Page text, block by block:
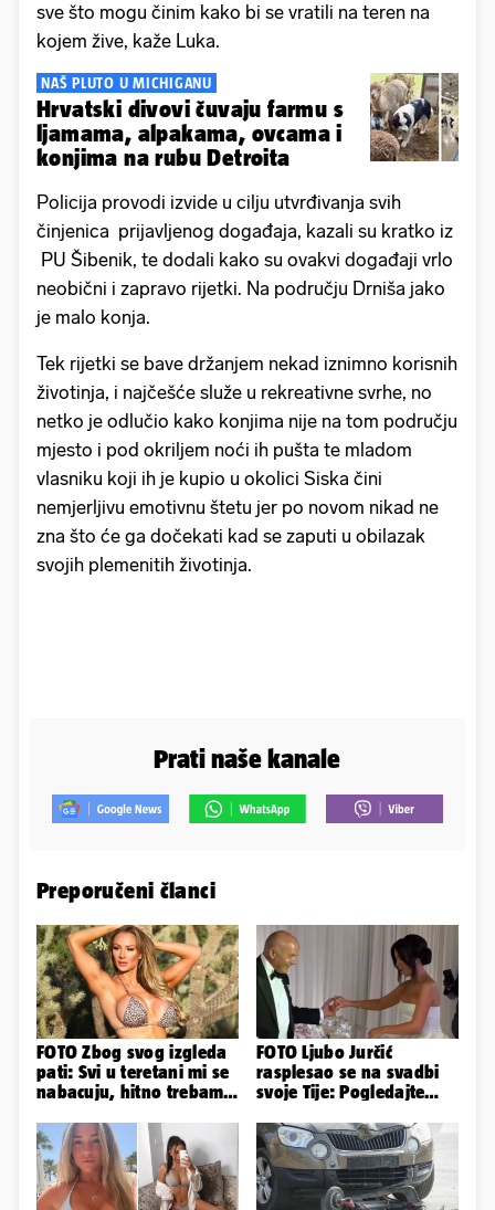
sve što mogu činim kako bi se vratili na teren na
kojem žive, kaže Luka.
NAŠ PLUTO U MICHIGANU
Hrvatski divovi čuvaju farmu s
ljamama, alpakama, ovcama i
konjima na rubu Detroita
Policija provodi izvide u cilju utvrđivanja svih
činjenica prijavljenog događaja, kazali su kratko iz
PU Šibenik, te dodali kako su ovakvi događaji vrlo
neobični i zapravo rijetki. Na području Drniša jako
je malo konja.
Tek rijetki se bave držanjem nekad iznimno korisnih
životinja, i najčešće služe u rekreativne svrhe, no
netko je odlučio kako konjima nije na tom području
mjesto i pod okriljem noći ih pušta te mladom
vlasniku koji ih je kupio u okolici Siska čini
nemjerljivu emotivnu štetu jer po novom nikad ne
zna što će ga dočekati kad se zaputi u obilazak
svojih plemenitih životinja.
Prati naše kanale
Preporučeni članci
FOTO Zbog svog izgleda
pati: Svi u teretani mi se
nabacuju, hitno trebam
FOTO Ljubo Jurčić
rasplesao se na svadbi
svoje Tije: Pogledajte
vjenčanje...